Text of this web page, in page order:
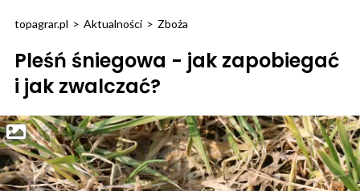
topagrar.pl > Aktualności > Zboża
Pleśń śniegowa - jak zapobiegać
i jak zwalczać?